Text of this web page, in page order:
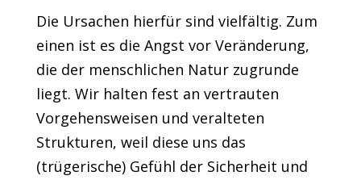
Die Ursachen hierfür sind vielfältig. Zum
einen ist es die Angst vor Veränderung,
die der menschlichen Natur zugrunde
liegt. Wir halten fest an vertrauten
Vorgehensweisen und veralteten
Strukturen, weil diese uns das
(trügerische) Gefühl der Sicherheit und